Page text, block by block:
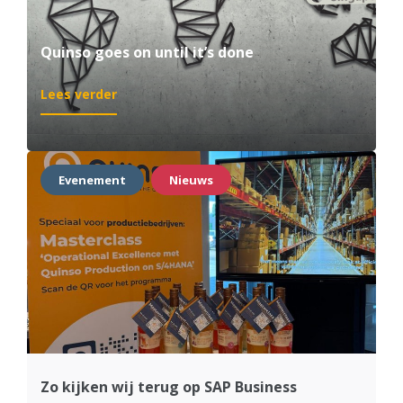
Quinso goes on until it’s done
Lees verder:
Quinso
on
until
it’s
Evenement Nieuws
Zo kijken wij terug op SAP Business